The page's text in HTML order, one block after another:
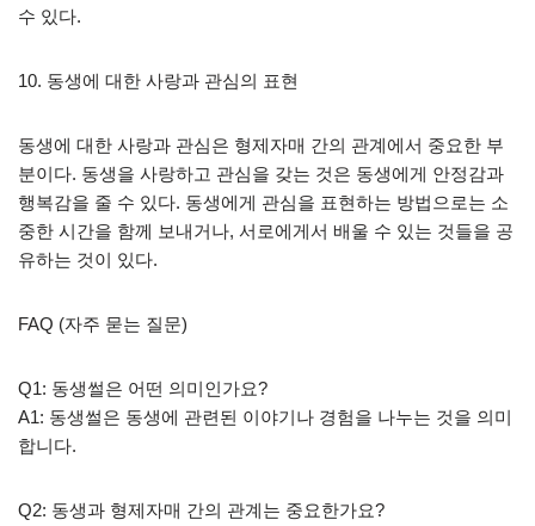
수 있다.
10. 동생에 대한 사랑과 관심의 표현
동생에 대한 사랑과 관심은 형제자매 간의 관계에서 중요한 부
분이다. 동생을 사랑하고 관심을 갖는 것은 동생에게 안정감과
행복감을 줄 수 있다. 동생에게 관심을 표현하는 방법으로는 소
중한 시간을 함께 보내거나, 서로에게서 배울 수 있는 것들을 공
유하는 것이 있다.
FAQ (자주 묻는 질문)
Q1: 동생썰은 어떤 의미인가요?
A1: 동생썰은 동생에 관련된 이야기나 경험을 나누는 것을 의미
합니다.
Q2: 동생과 형제자매 간의 관계는 중요한가요?